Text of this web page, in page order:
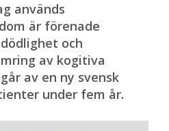
används
är förenade
och
av kogitiva
av en ny svensk
under fem år.